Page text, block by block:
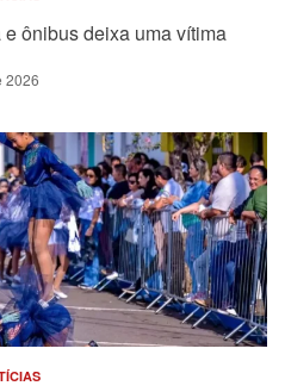
ônibus deixa uma vítima
2026